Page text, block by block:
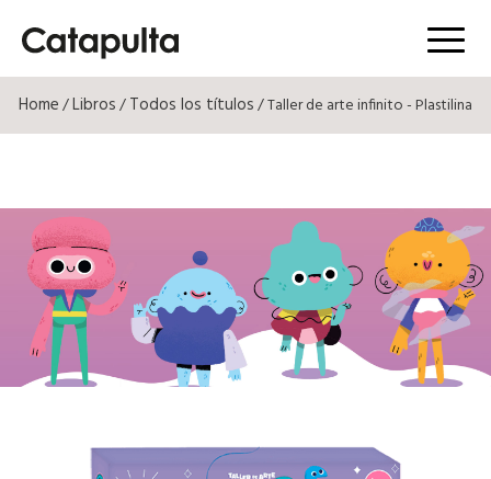
Menú
Home/Libros/Todos los títulos/ Taller de arte infinito - Plastilina